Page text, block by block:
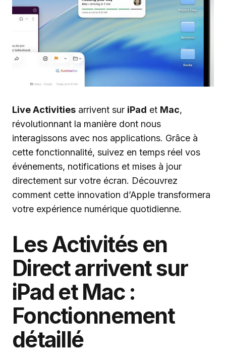
Live Activities arrivent sur iPad et Mac,
révolutionnant la manière dont nous
interagissons avec nos applications. Grâce à
cette fonctionnalité, suivez en temps réel vos
événements, notifications et mises à jour
directement sur votre écran. Découvrez
comment cette innovation d’Apple transformera
votre expérience numérique quotidienne.
Les Activités en
Direct arrivent sur
iPad et Mac :
Fonctionnement
détaillé